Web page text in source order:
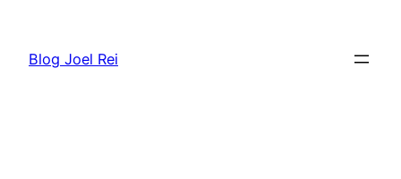
Blog Joel Rei